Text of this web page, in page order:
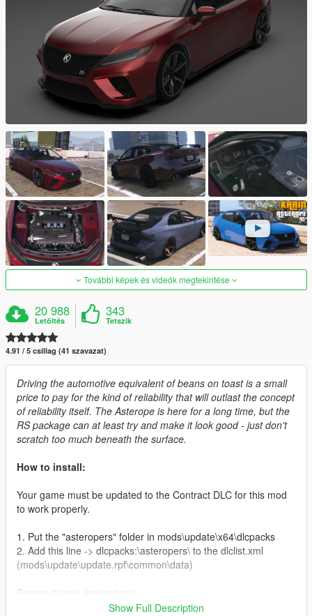
További képek és videók megtekintése
20 988
Letöltés
343
Tetszik
4.91 / 5 csillag (41 szavazat)
Driving the automotive equivalent of beans on toast is a small
price to pay for the kind of reliability that will outlast the concept
of reliability itself. The Asterope is here for a long time, but the
RS package can at least try and make it look good - just don't
scratch too much beneath the surface.
How to install:
Your game must be updated to the Contract DLC for this mod
to work properly.
1. Put the "asteropers" folder in mods\update\x64\dlcpacks
2. Add this line -> dlcpacks:\asteropers\ to the dlclist.xml
(mods\update\update.rpf\common\data)
Show Full Description